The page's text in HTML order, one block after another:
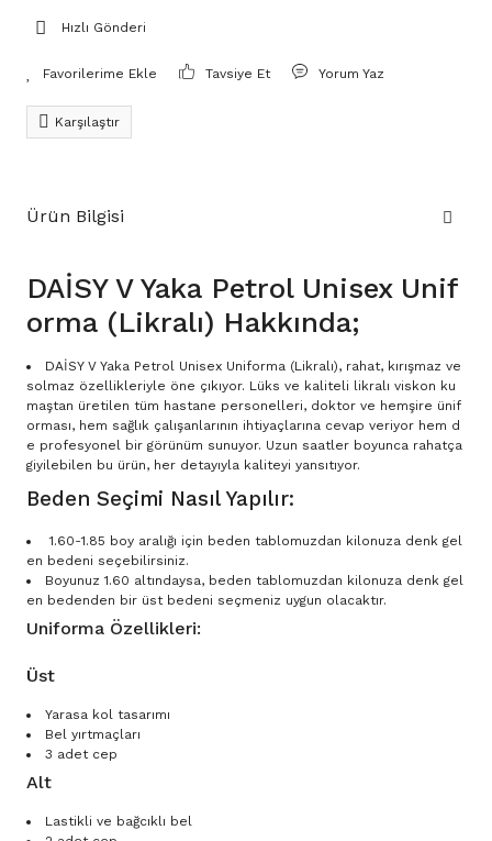
Hızlı Gönderi
Tavsiye Et Yorum Yaz
Karşılaştır
Ürün Bilgisi
DAİSY V Yaka Petrol Unisex Unif
orma (Likralı) Hakkında;
DAİSY V Yaka Petrol Unisex Uniforma (Likralı), rahat, kırışmaz ve
solmaz özellikleriyle öne çıkıyor. Lüks ve kaliteli likralı viskon ku
maştan üretilen tüm hastane personelleri, doktor ve hemşire ünif
orması, hem sağlık çalışanlarının ihtiyaçlarına cevap veriyor hem d
e profesyonel bir görünüm sunuyor. Uzun saatler boyunca rahatça
giyilebilen bu ürün, her detayıyla kaliteyi yansıtıyor.
Beden Seçimi Nasıl Yapılır:
1.60-1.85 boy aralığı için beden tablomuzdan kilonuza denk gel
en bedeni seçebilirsiniz.
Boyunuz 1.60 altındaysa, beden tablomuzdan kilonuza denk gel
en bedenden bir üst bedeni seçmeniz uygun olacaktır.
Uniforma Özellikleri:
Üst
Yarasa kol tasarımı
Bel yırtmaçları
3 adet cep
Alt
Lastikli ve bağcıklı bel